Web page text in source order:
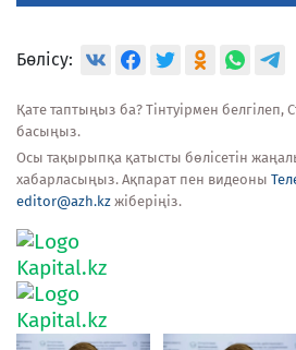
Бөлісу:
Қате таптыңыз ба? Тінтуірмен белгілеп,
басыңыз.
Осы тақырыпқа қатысты бөлісетін
хабарласыңыз. Ақпарат пен видеоны
editor@azh.kz жіберіңіз.